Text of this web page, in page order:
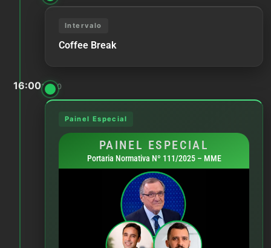
Intervalo
Coffee Break
16:0018:00
Painel Especial
PAINEL ESPECIAL
Portaria Normativa Nº 111/2025 – MME